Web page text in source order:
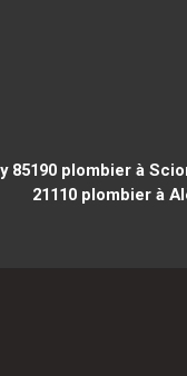
85190plombier à
21110plombier à